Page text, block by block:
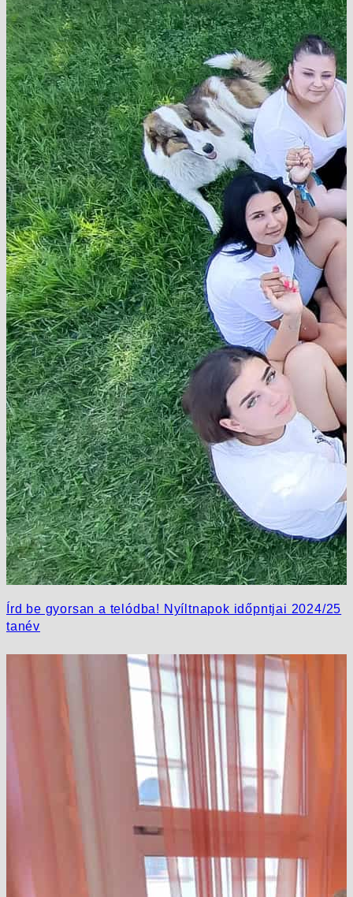
Írd be gyorsan a telódba! Nyíltnapok időpntjai 2024/25
tanév